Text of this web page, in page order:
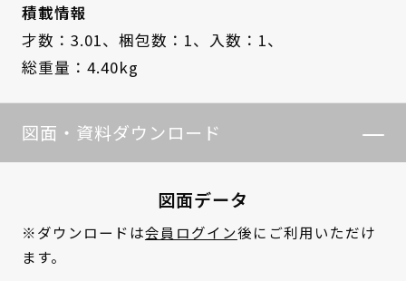
積載情報
才数：3.01、 梱包数：1、 入数：1、
総重量：4.40kg
図面・資料ダウンロード
図面データ
※ダウンロードは会員ログイン後にご利用いただけ
ます。